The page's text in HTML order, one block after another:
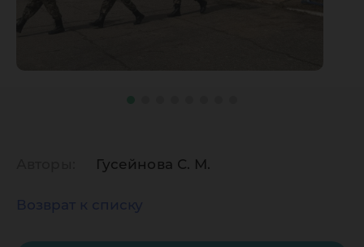
Гусейнова С. М.
Возврат к списку